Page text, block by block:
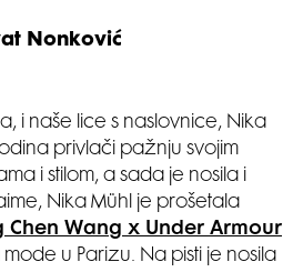
Nonković
i naše lice s naslovnice, Nika
privlači pažnju svojim
i stilom, a sada je nosila i
Nika Mühl je prošetala
Chen Wang x Under Armour
u Parizu. Na pisti je nosila